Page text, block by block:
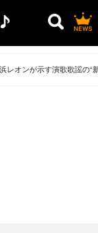
レオンが示す演歌歌謡の“